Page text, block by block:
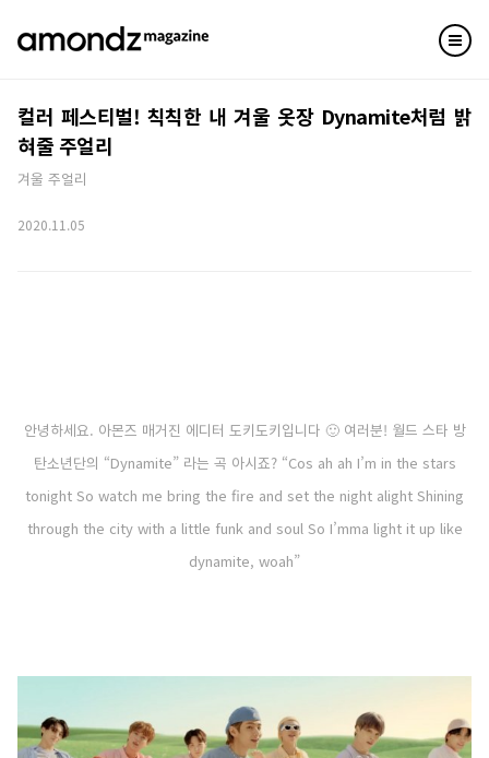
컬러 페스티벌! 칙칙한 내 겨울 옷장 Dynamite처럼 밝
혀줄 주얼리
겨울 주얼리
2020.11.05
안녕하세요. 아몬즈 매거진 에디터 도키도키입니다 🙂 여러분! 월드 스타 방
탄소년단의 “Dynamite” 라는 곡 아시죠? “Cos ah ah I’m in the stars
tonight So watch me bring the fire and set the night alight Shining
through the city with a little funk and soul So I’mma light it up like
dynamite, woah”